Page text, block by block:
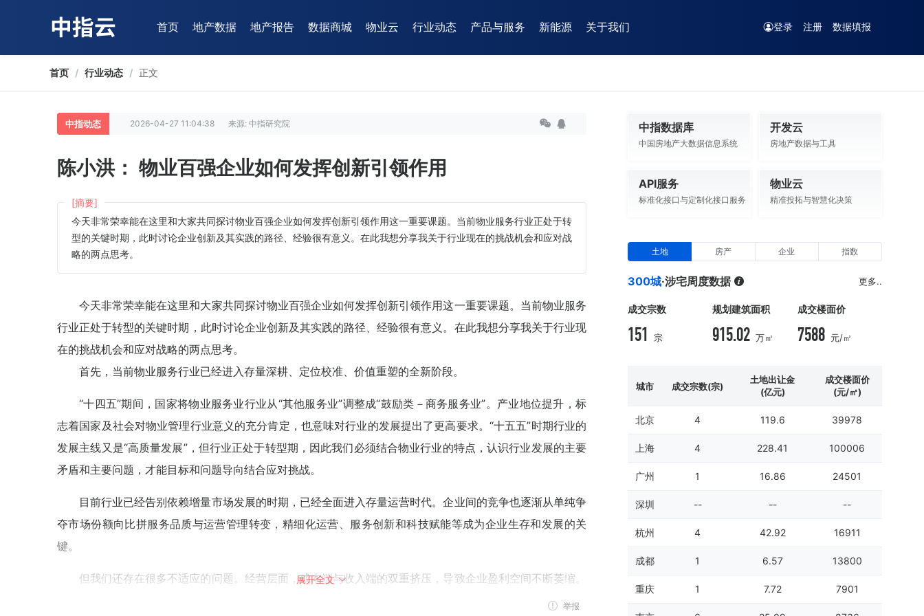
首页 地产数据 地产报告 数据商城 物业云 行业动态 产品与服务 新能源 关于我们 登录 注册 数据填报
首页 / 行业动态 / 正文
中指动态 2026-04-27 11:04:38 来源: 中指研究院
陈小洪： 物业百强企业如何发挥创新引领作用
[摘要]
今天非常荣幸能在这里和大家共同探讨物业百强企业如何发挥创新引领作用这一重要课题。当前物业服务行业正处于转
型的关键时期，此时讨论企业创新及其实践的路径、经验很有意义。在此我想分享我关于行业现在的挑战机会和应对战
略的两点思考。
今天非常荣幸能在这里和大家共同探讨物业百强企业如何发挥创新引领作用这一重要课题。当前物业服务
行业正处于转型的关键时期，此时讨论企业创新及其实践的路径、经验很有意义。在此我想分享我关于行业现
在的挑战机会和应对战略的两点思考。
首先，当前物业服务行业已经进入存量深耕、定位校准、价值重塑的全新阶段。
“十四五”期间，国家将物业服务业行业从“其他服务业”调整成“鼓励类－商务服务业”。产业地位提升，标
志着国家及社会对物业管理行业意义的充分肯定，也意味对行业的发展提出了更高要求。“十五五”时期行业的
发展主线又是“高质量发展”，但行业正处于转型期，因此我们必须结合物业行业的特点，认识行业发展的主要
矛盾和主要问题，才能目标和问题导向结合应对挑战。
目前行业已经告别依赖增量市场发展的时期，已经全面进入存量运营时代。企业间的竞争也逐渐从单纯争
夺市场份额向比拼服务品质与运营管理转变，精细化运营、服务创新和科技赋能等成为企业生存和发展的关
键。
但我们还存在很多不适应的问题。经营层面，成本端与收入端的双重挤压，导致企业盈利空间不断萎缩。
作为劳动密集型行业，人力成本、物料成本等刚性支出持续上涨，不断侵蚀利润；物业费受政策和市场环境限
展开全文
举报
中指数据库
中国房地产大数据信息系统
开发云
房地产数据与工具
API服务
标准化接口与定制化接口服务
物业云
精准投拓与智慧化决策
土地 房产 企业 指数
300城·涉宅周度数据 更多..
成交宗数
151 宗
规划建筑面积
915.02 万㎡
成交楼面价
7588 元/㎡
城市 成交宗数(宗)
土地出让金
(亿元)
成交楼面价
(元/㎡)
北京 4 119.6 39978
上海 4 228.41 100006
广州 1 16.86 24501
深圳 -- -- --
杭州 4 42.92 16911
成都 1 6.57 13800
重庆 1 7.72 7901